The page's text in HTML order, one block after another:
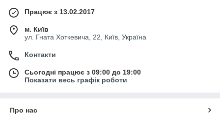
Працює з 13.02.2017
м. Київ
ул. Гната Хоткевича, 22, Київ, Україна
Контакти
Сьогодні працює з 09:00 до 19:00
Показати весь графік роботи
Про нас